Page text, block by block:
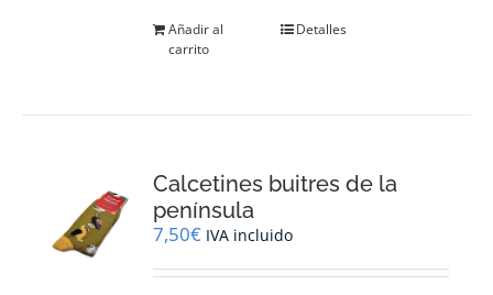
Añadir al
carrito
Detalles
Calcetines buitres de la
península
7,50€ IVA incluido